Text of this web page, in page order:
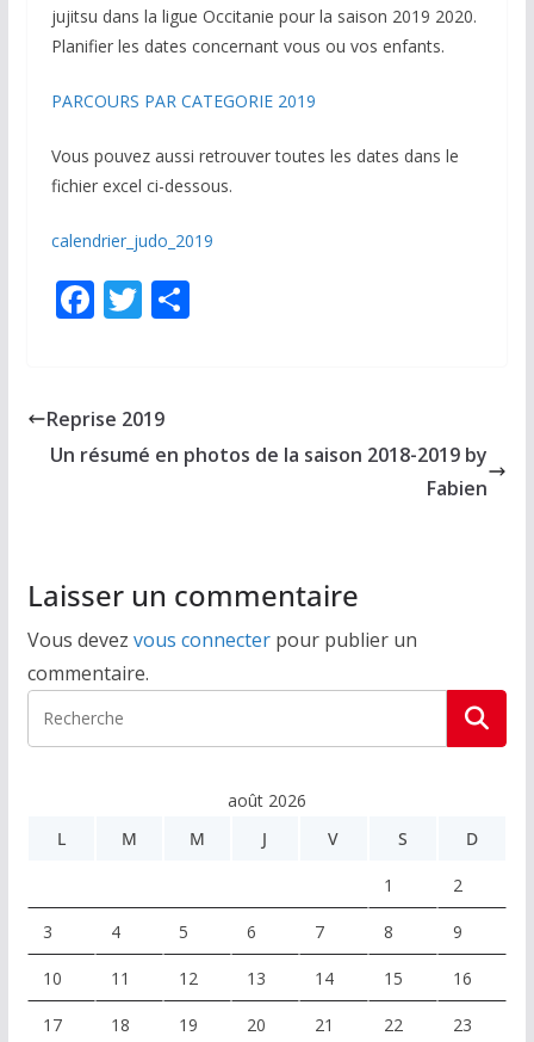
jujitsu dans la ligue Occitanie pour la saison 2019 2020.
Planifier les dates concernant vous ou vos enfants.
PARCOURS PAR CATEGORIE 2019
Vous pouvez aussi retrouver toutes les dates dans le
fichier excel ci-dessous.
calendrier_judo_2019
F
b
o
T
er
P
er
Reprise 2019
Un résumé en photos de la saison 2018-2019 by
Fabien
Laisser un commentaire
Vous devez vous connecterpour publier un
commentaire.
août 2026
L
M M J V S D
1 2
3 4 5 6 7 8 9
10 11 12 13 14 15 16
17 18 19 20 21 22 23